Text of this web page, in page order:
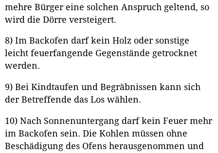
mehre Bürger eine solchen Anspruch geltend, so
wird die Dörre versteigert.
8) Im Backofen darf kein Holz oder sonstige
leicht feuerfangende Gegenstände getrocknet
werden.
9) Bei Kindtaufen und Begräbnissen kann sich
der Betreffende das Los wählen.
10) Nach Sonnenuntergang darf kein Feuer mehr
im Backofen sein. Die Kohlen müssen ohne
Beschädigung des Ofens herausgenommen und